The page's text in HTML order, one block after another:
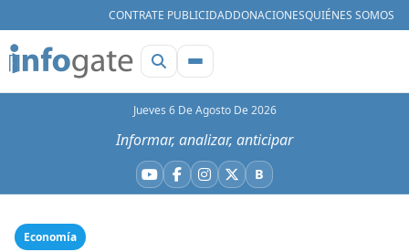
CONTRATE PUBLICIDADDONACIONESQUIÉNES SOMOS
Jueves 6 De Agosto De 2026
Informar, analizar, anticipar
YouTube
Facebook
Instagram
X BBluesky
Economía